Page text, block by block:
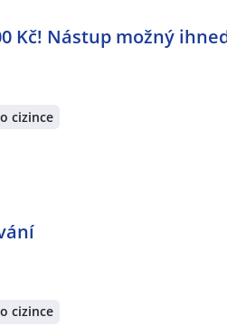
Kč! Nástup možný
cizince
cizince